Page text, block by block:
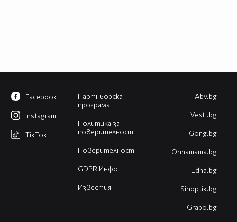
Партньорска
програма
Политика за
поверителност
Поверителност
GDPR Инфо
Известия
Facebook
Instagram
TikTok
Abv.bg
Vesti.bg
Gong.bg
Оhnamama.bg
Edna.bg
Sinoptik.bg
Grabo.bg